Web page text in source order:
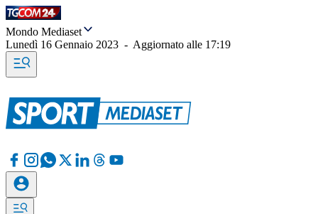
Mondo Mediaset
Lunedì 16 Gennaio 2023 - Aggiornato alle 17:19